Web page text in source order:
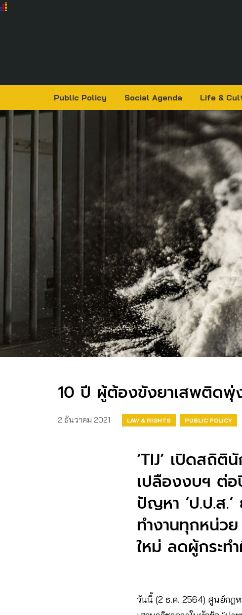
Public Policy Social Agenda Life &
10 ปี ผู้ต้องขังยาเสพติดพุ่
2 ธันวาคม 2021 LAW & RIGHTS
PUBLIC POLICY
‘TIJ’ เปิดสถิ
เปลืองงบฯ ต่อ
ปัญหา ‘ป.ป.ส
ทำงานทุกหน่ว
ใหม่ ลดผู้กระท
วันนี้ (2 ธ.ค. 2564) ศูนย์กฎ